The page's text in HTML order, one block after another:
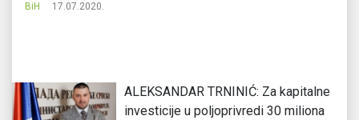
BiH 17.07.2020.
ALEKSANDAR TRNINIĆ: Za kapitalne
investicije u poljoprivredi 30 miliona